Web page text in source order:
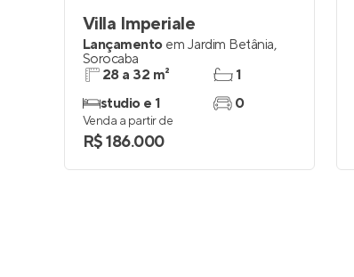
Villa Imperiale
Lançamento em Jardim Betânia,
Sorocaba
28 a 32 m²
studio e 1
1
0
Venda a partir de
R$ 186.000